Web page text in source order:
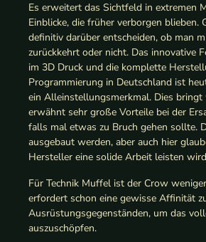
Es erweitert das Sichtfeld in extremen
Einblicke, die früher verborgen blieben.
definitiv darüber entscheiden, ob man
zurückkehrt oder nicht. Das innovative
im 3D Druck und die komplette
Programmierung in Deutschland ist
ein Alleinstellungsmerkmal. Dies bringt
erwähnt sehr große Vorteile bei der
falls mal etwas zu Bruch gehen sollte.
ausgebaut werden, aber auch hier
Hersteller eine solide Arbeit leisten
Für Technik Muffel ist der Crow
erfordert schon eine gewisse Affinität
Ausrüstungsgegenständen, um das
auszuschöpfen.